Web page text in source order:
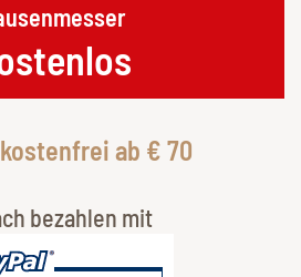
ab € 70
bezahlen mit